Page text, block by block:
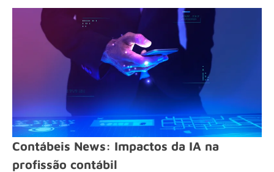
Contábeis News: Impactos da IA na
profissão contábil